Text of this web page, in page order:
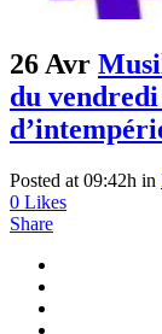
26 Avr
du
Posted at 09:42h in
0 Likes
Share